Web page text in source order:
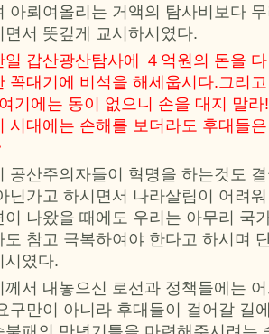
아뢰여올리는 거액의 탐사비보다
면서 뜻깊게 교시하시였다.
일 갑산광산탐사에 ４억원의 돈을
꼭대기에 비석을 해세웁시다.그리
기에는 동이 없으니 손을 대지 말
시대에는 손해를 보더라도 후대들
공산주의자들이 혁명을 하는것도
닌가고 하시면서 나라살림이 어려
이 나왔을 때에도 우리는 아무리 국
도 참고 극복하여야 한다고 하시며
시였다.
께서 내놓으신 로선과 정책들에는
구만이 아니라 후대들이 걸어갈 길